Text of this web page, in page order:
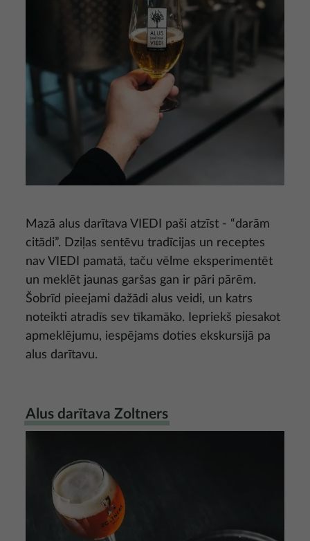
Mazā alus darītava VIEDI paši atzīst - “darām
citādi”. Dziļas sentēvu tradīcijas un receptes
nav VIEDI pamatā, taču vēlme eksperimentēt
un meklēt jaunas garšas gan ir pāri pārēm.
Šobrīd pieejami dažādi alus veidi, un katrs
noteikti atradīs sev tīkamāko. Iepriekš piesakot
apmeklējumu, iespējams doties ekskursijā pa
alus darītavu.
Alus darītava Zoltners